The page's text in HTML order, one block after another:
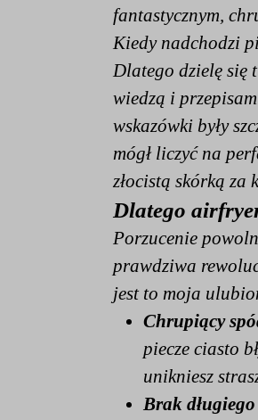
fantastycznym,
Kiedy nadchodzi
Dlatego dzielę się
wiedzą i
wskazówki były
mógł liczyć na
złocistą skórką za
Dlatego
Porzucenie
prawdziwa
jest to moja
Chrupiący
piecze ciasto
unikniesz
Brak